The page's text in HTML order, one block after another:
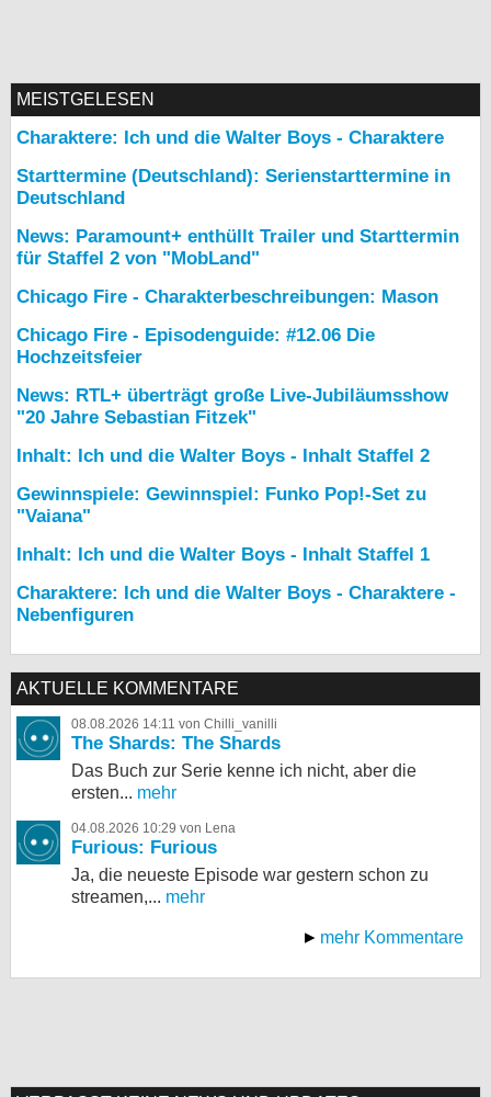
MEISTGELESEN
Charaktere: Ich und die Walter Boys - Charaktere
Starttermine (Deutschland): Serienstarttermine in
Deutschland
News: Paramount+ enthüllt Trailer und Starttermin
für Staffel 2 von "MobLand"
Chicago Fire - Charakterbeschreibungen: Mason
Chicago Fire - Episodenguide: #12.06 Die
Hochzeitsfeier
News: RTL+ überträgt große Live-Jubiläumsshow
"20 Jahre Sebastian Fitzek"
Inhalt: Ich und die Walter Boys - Inhalt Staffel 2
Gewinnspiele: Gewinnspiel: Funko Pop!-Set zu
"Vaiana"
Inhalt: Ich und die Walter Boys - Inhalt Staffel 1
Charaktere: Ich und die Walter Boys - Charaktere -
Nebenfiguren
AKTUELLE KOMMENTARE
08.08.2026 14:11 von Chilli_vanilli
The Shards: The Shards
Das Buch zur Serie kenne ich nicht, aber die
ersten... mehr
04.08.2026 10:29 von Lena
Furious: Furious
Ja, die neueste Episode war gestern schon zu
streamen,... mehr
mehr Kommentare